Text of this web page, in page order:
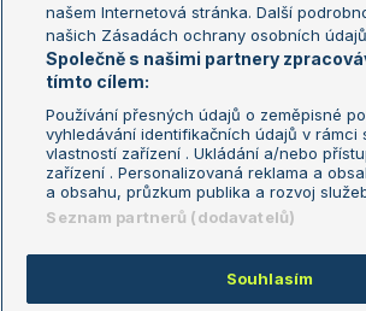
Livesport Daily
LS Prague Open
Podmínky užití
Nastavení
GDPR a žurnalistika
Reklama
Kontakt
Informace o
údajů
Copyright © 2008-2026 TenisPortal.cz. Využíváme
našem Internetová stránka. Další
našich Zásadách ochrany osobních
Společně s našimi partnery
tímto cílem:
Používání přesných údajů o zeměpisné
vyhledávání identifikačních údajů v rámci
vlastností zařízení . Ukládání a/nebo
zařízení . Personalizovaná reklama a
a obsahu, průzkum publika a rozvoj
Seznam partnerů (dodavatelů)
Souhlasím